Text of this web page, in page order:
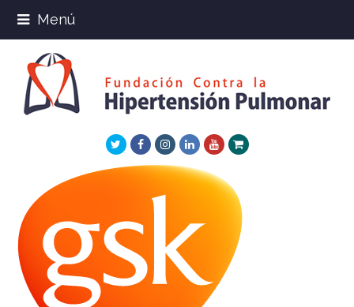
Menú
TwitterFacebookInstagram
LinkedInYoutube
Xing